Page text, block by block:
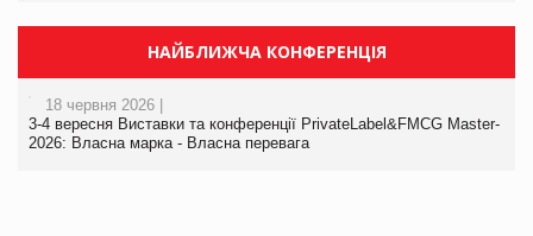
НАЙБЛИЖЧА КОНФЕРЕНЦІЯ
18 червня 2026 |
3-4 вересня Виставки та конференції PrivateLabel&FMCG Master-
2026: Власна марка - Власна перевага